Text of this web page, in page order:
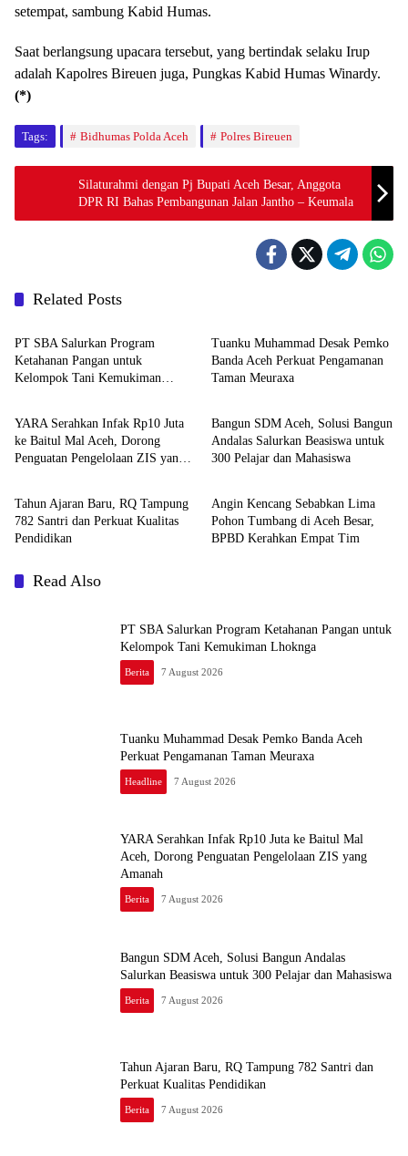
setempat, sambung Kabid Humas.
Saat berlangsung upacara tersebut, yang bertindak selaku Irup
adalah Kapolres Bireuen juga, Pungkas Kabid Humas Winardy.
(*)
Tags: Bidhumas Polda Aceh Polres Bireuen
Silaturahmi dengan Pj Bupati Aceh Besar, Anggota
DPR RI Bahas Pembangunan Jalan Jantho – Keumala
Related Posts
Berita
PT SBA Salurkan Program
Ketahanan Pangan untuk
Kelompok Tani Kemukiman
Tuanku Muhammad Desak Pemko
Banda Aceh Perkuat Pengamanan
Taman Meuraxa
Berita
YARA Serahkan Infak Rp10 Juta
ke Baitul Mal Aceh, Dorong
Penguatan Pengelolaan ZIS yang
Berita
Bangun SDM Aceh, Solusi Bangun
Andalas Salurkan Beasiswa untuk
300 Pelajar dan Mahasiswa
Berita
Tahun Ajaran Baru, RQ Tampung
782 Santri dan Perkuat Kualitas
Pendidikan
Daerah
Angin Kencang Sebabkan Lima
Pohon Tumbang di Aceh Besar,
BPBD Kerahkan Empat Tim
Read Also
PT SBA Salurkan Program Ketahanan Pangan untuk
Kelompok Tani Kemukiman Lhoknga
Berita 7 August 2026
Tuanku Muhammad Desak Pemko Banda Aceh
Perkuat Pengamanan Taman Meuraxa
Headline 7 August 2026
YARA Serahkan Infak Rp10 Juta ke Baitul Mal
Aceh, Dorong Penguatan Pengelolaan ZIS yang
Amanah
Berita 7 August 2026
Bangun SDM Aceh, Solusi Bangun Andalas
Salurkan Beasiswa untuk 300 Pelajar dan Mahasiswa
Berita 7 August 2026
Tahun Ajaran Baru, RQ Tampung 782 Santri dan
Perkuat Kualitas Pendidikan
Berita 7 August 2026